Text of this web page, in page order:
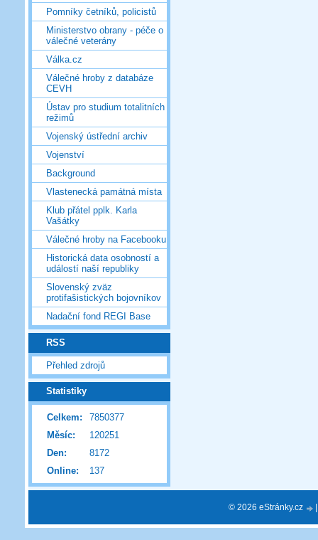
Pomníky četníků, policistů
Ministerstvo obrany - péče o
válečné veterány
Válka.cz
Válečné hroby z databáze
CEVH
Ústav pro studium totalitních
režimů
Vojenský ústřední archiv
Vojenství
Background
Vlastenecká památná místa
Klub přátel pplk. Karla
Vašátky
Válečné hroby na Facebooku
Historická data osobností a
událostí naší republiky
Slovenský zväz
protifašistických bojovníkov
Nadační fond REGI Base
RSS
Přehled zdrojů
Statistiky
Online: 137
Celkem:
7850377
Měsíc:
120251
Den:
8172
© 2026 eStránky.cz